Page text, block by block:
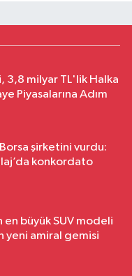
3,8 milyar TL'lik Halka
Piyasalarına Adım
şirketini vurdu:
konkordato
büyük SUV modeli
yeni amiral gemisi